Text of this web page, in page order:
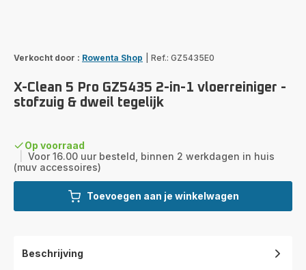
Verkocht door : Rowenta Shop Ref.: GZ5435E0
X-Clean 5 Pro GZ5435 2-in-1 vloerreiniger -
stofzuig & dweil tegelijk
Op voorraad
Voor 16.00 uur besteld, binnen 2 werkdagen in huis
(muv accessoires)
Toevoegen aan je winkelwagen
Beschrijving